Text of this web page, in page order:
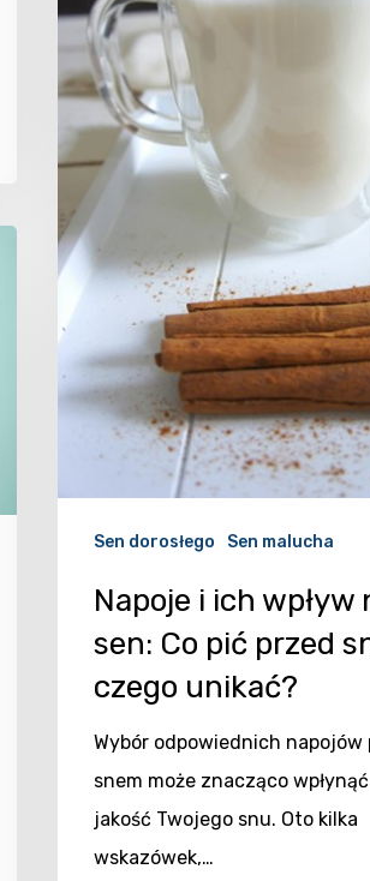
Sen dorosłego Sen malucha
Napoje i ich wpływ
sen: Co pić przed
czego unikać?
Wybór odpowiednich napojów
snem może znacząco
jakość Twojego snu. Oto kilka
wskazówek,…